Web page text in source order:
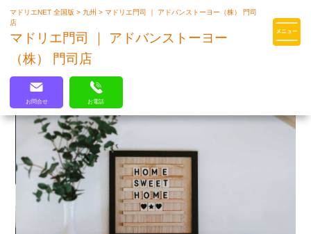
マドリエはLIXILの厳しい基準を
マドリエNET 全国版> 九州>マドリエ門司 ｜ アドバンストーヨー（株） 門司
店
マドリエ門司 ｜ アドバンストーヨー
（株） 門司店
お問合せ お電話